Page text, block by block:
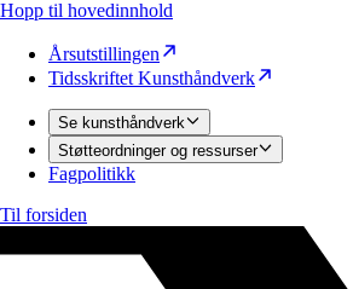
Hopp til hovedinnhold
Årsutstillingen
Tidsskriftet Kunsthåndverk
Se kunsthåndverk
Støtteordninger og ressurser
Fagpolitikk
Til forsiden